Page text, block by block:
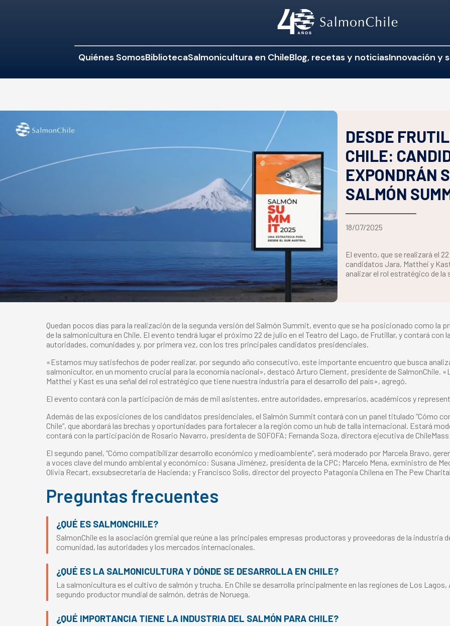
Quiénes SomosBibliotecaSalmonicultura en ChileBlog, recetas y noticiasInnovación y
DESDE
CHILE:
EXPONDRÁN
SALMÓN
18/07/2025
El evento, que se realizará el
candidatos Jara, Matthei y
analizar el rol estratégico de la
Quedan pocos días para la realización de la segunda versión del Salmón Summit, evento que se ha posicionado como la
de la salmonicultura en Chile. El evento tendrá lugar el próximo 22 de julio en el Teatro del Lago, de Frutillar, y contará
autoridades, comunidades y, por primera vez, con los tres principales candidatos presidenciales.
«Estamos muy satisfechos de poder realizar, por segundo año consecutivo, este importante encuentro que busca
salmonicultor, en un momento crucial para la economía nacional», destacó Arturo Clement, presidente de SalmonChile.
Matthei y Kast es una señal del rol estratégico que tiene nuestra industria para el desarrollo del país», agregó.
El evento contará con la participación de más de mil asistentes, entre autoridades, empresarios, académicos y
Además de las exposiciones de los candidatos presidenciales, el Salmón Summit contará con un panel titulado “Cómo
Chile”, que abordará las brechas y oportunidades para fortalecer a la región como un hub de talla internacional. Estará
contará con la participación de Rosario Navarro, presidenta de SOFOFA; Fernanda Soza, directora ejecutiva de
El segundo panel, “Cómo compatibilizar desarrollo económico y medioambiente”, será moderado por Marcela Bravo,
a voces clave del mundo ambiental y económico: Susana Jiménez, presidenta de la CPC; Marcelo Mena, exministro de
Olivia Recart, exsubsecretaria de Hacienda; y Francisco Solís, director del proyecto Patagonia Chilena en The Pew
Preguntas frecuentes
¿QUÉ ES SALMONCHILE?
SalmonChile es la asociación gremial que reúne a las principales empresas productoras y proveedoras de la industria
comunidad, las autoridades y los mercados internacionales.
¿QUÉ ES LA SALMONICULTURA Y DÓNDE SE DESARROLLA EN CHILE?
La salmonicultura es el cultivo de salmón y trucha. En Chile se desarrolla principalmente en las regiones de Los
segundo productor mundial de salmón, detrás de Noruega.
¿QUÉ IMPORTANCIA TIENE LA INDUSTRIA DEL SALMÓN PARA CHILE?